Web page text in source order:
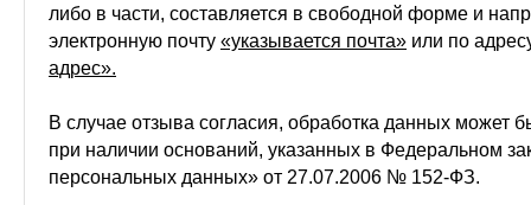
либо в части, составляется в свободной форме и
электронную почту «указывается почта» или по
адрес».
В случае отзыва согласия, обработка данных может
при наличии оснований, указанных в Федеральном
персональных данных» от 27.07.2006 № 152-ФЗ.